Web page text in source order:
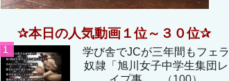
✰本日の人気動画１位～３０位✰
学び舎でJCが三年間もフェラ
奴隷「旭川女子中学生集団レ